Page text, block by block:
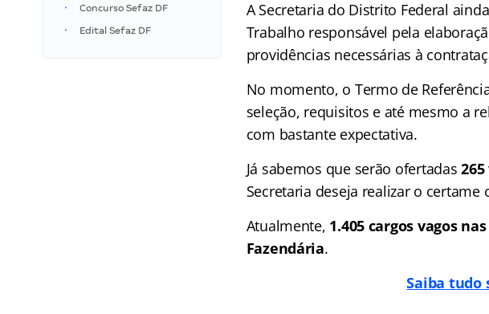
Concurso Sefaz DF
Edital Sefaz DF
A Secretaria do Distrito Federal
Trabalho responsável pela
providências necessárias à
No momento, o Termo de
seleção, requisitos e até mesmo a
com bastante expectativa.
Já sabemos que serão ofertadas
Secretaria deseja realizar o
Atualmente, 1.405 cargos vagos
Fazendária.
Saiba tudo